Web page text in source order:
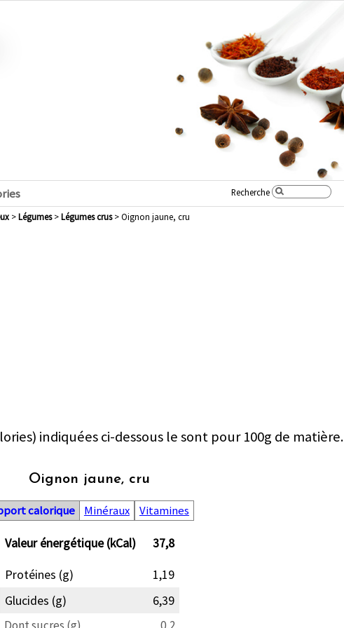
Recherche
> légumes> légumes crus> Oignon jaune, cru
indiquées ci-dessous le sont pour 100g de matière.
Oignon jaune, cru
calorique Minéraux Vitamines
Valeur énergétique (kCal)
37,8
Protéines (g)
1,19
Glucides (g)
6,39